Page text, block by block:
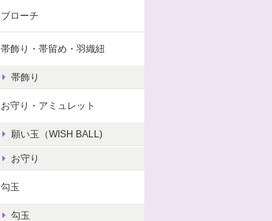
ブローチ
帯飾り・帯留め・羽織紐
帯飾り
お守り・アミュレット
願い玉（WISH BALL)
お守り
勾玉
勾玉